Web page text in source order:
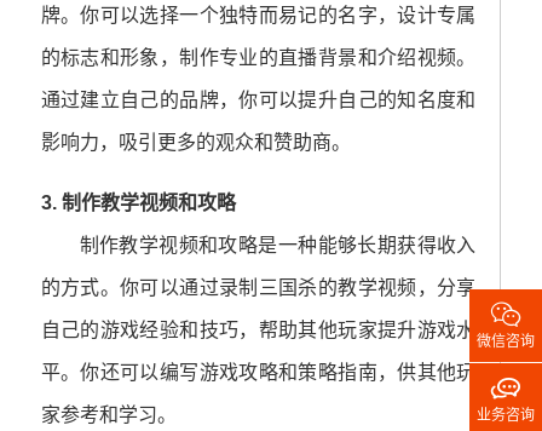
牌。你可以选择一个独特而易记的名字，设计专属
的标志和形象，制作专业的直播背景和介绍视频。
通过建立自己的品牌，你可以提升自己的知名度和
影响力，吸引更多的观众和赞助商。
3. 制作教学视频和攻略
制作教学视频和攻略是一种能够长期获得收入
的方式。你可以通过录制三国杀的教学视频，分享
自己的游戏经验和技巧，帮助其他玩家提升游戏水
平。你还可以编写游戏攻略和策略指南，供其他玩
家参考和学习。

微信咨询

业务咨询